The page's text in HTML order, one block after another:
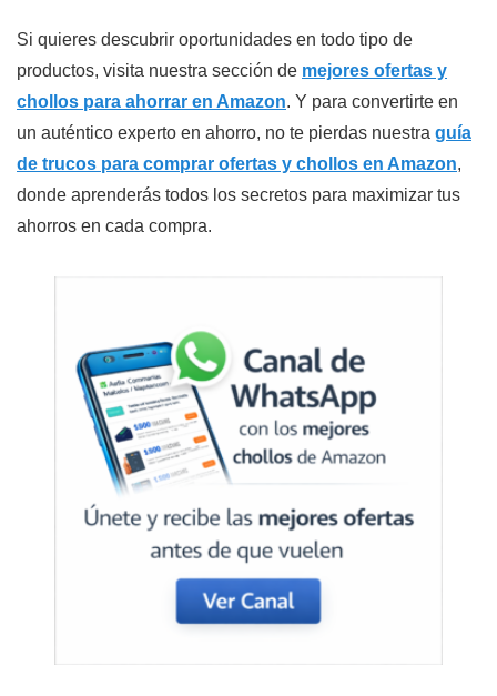
Si quieres descubrir oportunidades en todo tipo de
productos, visita nuestra sección de mejores ofertas y
chollos para ahorrar en Amazon. Y para convertirte en
un auténtico experto en ahorro, no te pierdas nuestra guía
de trucos para comprar ofertas y chollos en Amazon,
donde aprenderás todos los secretos para maximizar tus
ahorros en cada compra.